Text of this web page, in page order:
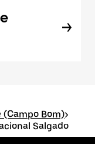
Bom)>
Salgado